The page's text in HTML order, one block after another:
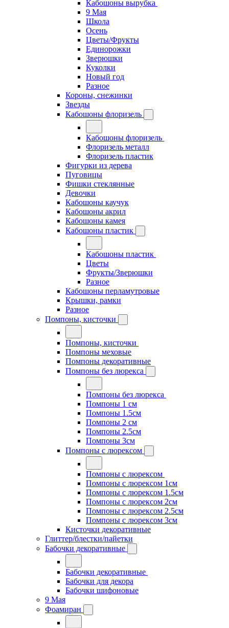
Кабошоны вырубка
9 Мая
Школа
Осень
Цветы/Фрукты
Единорожки
Зверюшки
Куколки
Новый год
Разное
Короны, снежинки
Звезды
Кабошоны флоризель
Кабошоны флоризель
Флоризель металл
Флоризель пластик
Фигурки из дерева
Пуговицы
Фишки стеклянные
Девочки
Кабошоны каучук
Кабошоны акрил
Кабошоны камея
Кабошоны пластик
Кабошоны пластик
Цветы
Фрукты/Зверюшки
Разное
Кабошоны перламутровые
Крышки, рамки
Разное
Помпоны, кисточки
Помпоны, кисточки
Помпоны меховые
Помпоны декоративные
Помпоны без люрекса
Помпоны без люрекса
Помпоны 1 см
Помпоны 1.5см
Помпоны 2 см
Помпоны 2.5см
Помпоны 3см
Помпоны с люрексом
Помпоны с люрексом
Помпоны с люрексом 1см
Помпоны с люрексом 1.5см
Помпоны с люрексом 2см
Помпоны с люрексом 2.5см
Помпоны с люрексом 3см
Кисточки декоративные
Глиттер/блестки/пайетки
Бабочки декоративные
Бабочки декоративные
Бабочки для декора
Бабочки шифоновые
9 Мая
Фоамиран